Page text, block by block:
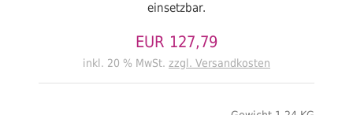
einsetzbar.
EUR 127,79
inkl. 20 % MwSt. zzgl. Versandkosten